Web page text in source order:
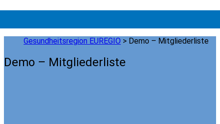
Gesundheitsregion EUREGIO > Demo – Mitgliederliste
Demo – Mitgliederliste